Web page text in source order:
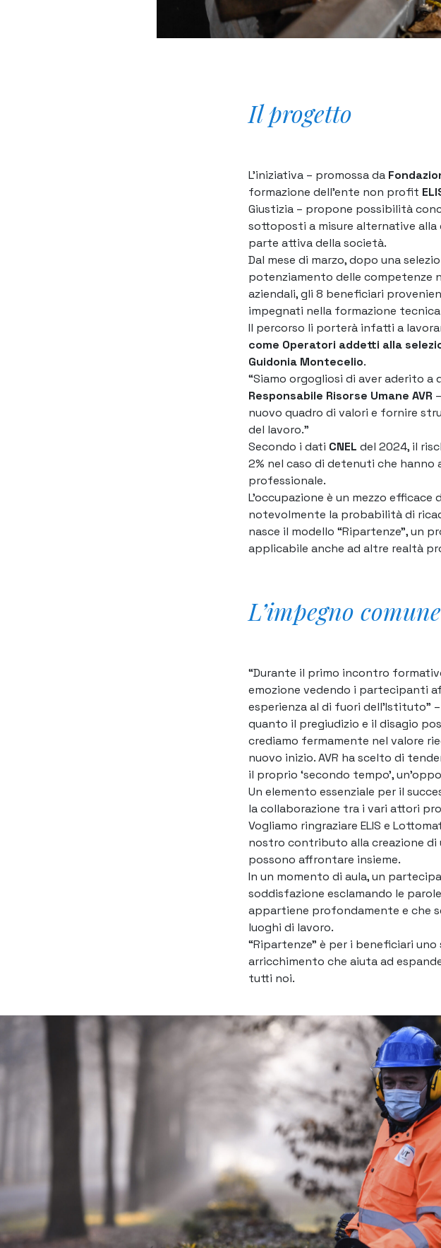
Il progetto
L’iniziativa – promossa da
formazione dell’ente non profit
Giustizia – propone possibilità
sottoposti a misure alternative alla
parte attiva della società.
Dal mese di marzo, dopo una
potenziamento delle competenze
aziendali, gli 8 beneficiari
impegnati nella formazione
Il percorso li porterà infatti a
come Operatori addetti alla
Guidonia Montecelio.
“Siamo orgogliosi di aver aderito a
Responsabile Risorse Umane AVR
nuovo quadro di valori e fornire
del lavoro.”
Secondo i dati CNEL del 2024, il
2% nel caso di detenuti che
professionale.
L’occupazione è un mezzo
notevolmente la probabilità di
nasce il modello “Ripartenze”, un
applicabile anche ad altre realtà
L’impegno comune
“Durante il primo incontro
emozione vedendo i partecipanti
esperienza al di fuori dell’Istituto”
quanto il pregiudizio e il disagio
crediamo fermamente nel valore
nuovo inizio. AVR ha scelto di
il proprio ‘secondo tempo’,
Un elemento essenziale per il
la collaborazione tra i vari attori
Vogliamo ringraziare ELIS e
nostro contributo alla creazione di
possono affrontare insieme.
In un momento di aula, un
soddisfazione esclamando le
appartiene profondamente e che
luoghi di lavoro.
“Ripartenze” è per i beneficiari uno
arricchimento che aiuta ad
tutti noi.